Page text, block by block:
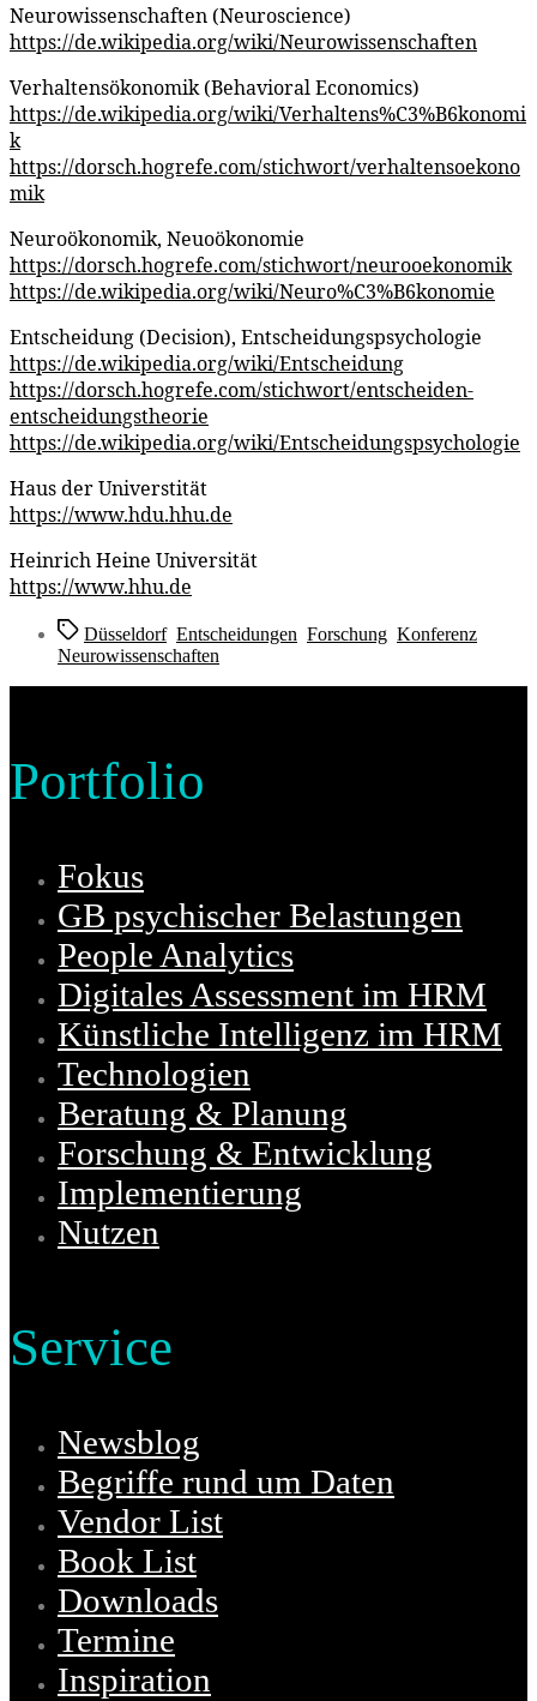
Neurowissenschaften (Neuroscience)
https://de.wikipedia.org/wiki/Neurowissenschaften
Verhaltensökonomik (Behavioral Economics)
https://de.wikipedia.org/wiki/Verhaltens%C3%B6konomi
k
https://dorsch.hogrefe.com/stichwort/verhaltensoekono
mik
Neuroökonomik, Neuoökonomie
https://dorsch.hogrefe.com/stichwort/neurooekonomik
https://de.wikipedia.org/wiki/Neuro%C3%B6konomie
Entscheidung (Decision), Entscheidungspsychologie
https://de.wikipedia.org/wiki/Entscheidung
https://dorsch.hogrefe.com/stichwort/entscheiden-
entscheidungstheorie
https://de.wikipedia.org/wiki/Entscheidungspsychologie
Haus der Universtität
https://www.hdu.hhu.de
Heinrich Heine Universität
https://www.hhu.de
Schlagwörter
Düsseldorf, Entscheidungen Forschung Konferenz
Neurowissenschaften
Portfolio
Fokus
GB psychischer Belastungen
People Analytics
Digitales Assessment im HRM
Künstliche Intelligenz im HRM
Technologien
Beratung & Planung
Forschung & Entwicklung
Implementierung
Nutzen
Service
Newsblog
Begriffe rund um Daten
Vendor List
Book List
Downloads
Termine
Inspiration